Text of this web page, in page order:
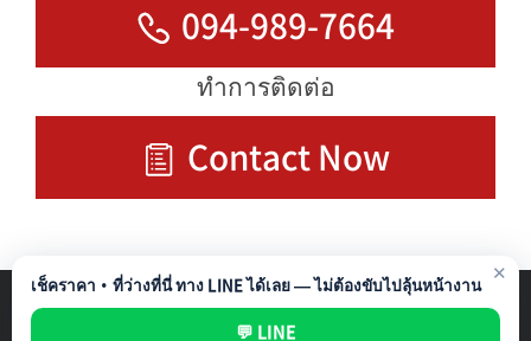
094-989-7664
ทำการติดต่อ
Contact Now
✕
เช็คราคา・ที่ว่างที่นี่ ทาง LINE ได้เลย — ไม่ต้องขับไปลุ้นหน้างาน
💬 LINE
รับบริหารที่จอดรถ Privacy Policy